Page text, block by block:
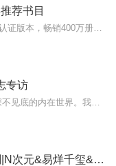
荐书目
专访
免费|TFboys之追星A计划|N次元&易烊千玺&沈佳宁